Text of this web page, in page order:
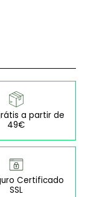
a partir de
49€
Certificado
SSL